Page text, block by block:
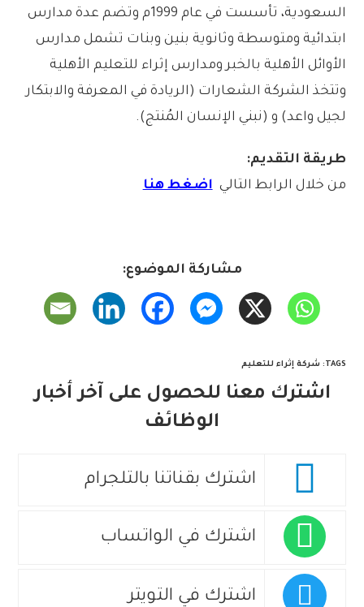
السعودية، تأسست في عام 1999م وتضم عدة مدارس
ابتدائية ومتوسطة وثانوية بنين وبنات تشمل مدارس
الأوائل الأهلية بالخبر ومدارس إثراء للتعليم الأهلية
وتتخذ الشركة الشعارات (الريادة في المعرفة والابتكار
لجيل واعد) و (نبني الإنسان المُنتج).
طريقة التقديم:
من خلال الرابط التالياضغط هنا
مشاركة الموضوع:
TAGS
: شركة إثراء للتعليم
اشترك معنا للحصول على آخر أخبار
الوظائف
اشترك بقناتنا بالتلجرام
اشترك في الواتساب
اشترك في التويتر